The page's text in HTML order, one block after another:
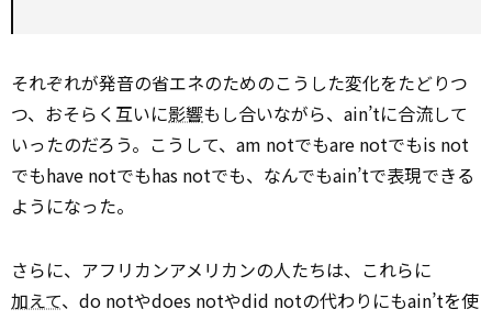
それぞれが発音の省エネのためのこうした変化をたどりつ
つ、おそらく互いに影響もし合いながら、ain’tに合流して
いったのだろう。こうして、am notでもare notでもis not
でもhave notでもhas notでも、なんでもain’tで表現できる
ようになった。
さらに、アフリカンアメリカンの人たちは、これらに
加えて、do notやdoes notやdid notの代わりにもain’tを使